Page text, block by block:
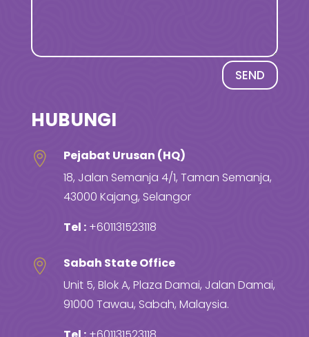
SEND
HUBUNGI

Pejabat Urusan (HQ)
18, Jalan Semanja 4/1, Taman Semanja,
43000 Kajang, Selangor
Tel : +601131523118

Sabah State Office
Unit 5, Blok A, Plaza Damai, Jalan Damai,
91000 Tawau, Sabah, Malaysia.